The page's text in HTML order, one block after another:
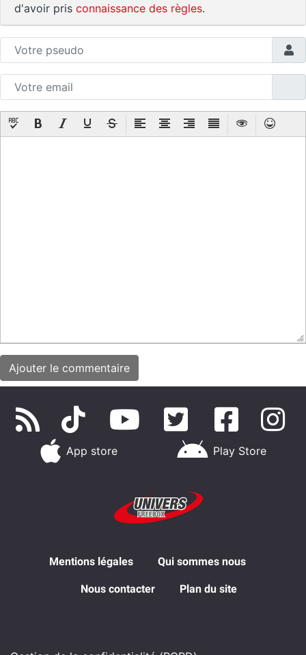
d'avoir pris connaissance des règles.
App store Play Store
Mentions légales Qui sommes nous
Nous contacter Plan du site